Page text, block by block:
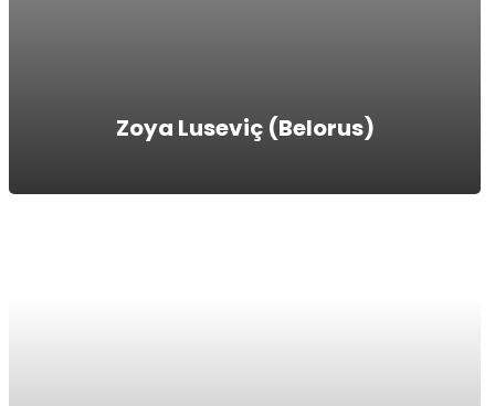
Zoya Luseviç (Belorus)